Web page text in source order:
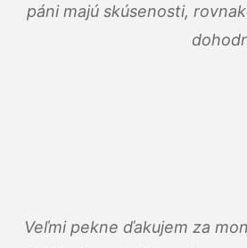
páni majú skúsenosti,
Veľmi pekne ďakujem za